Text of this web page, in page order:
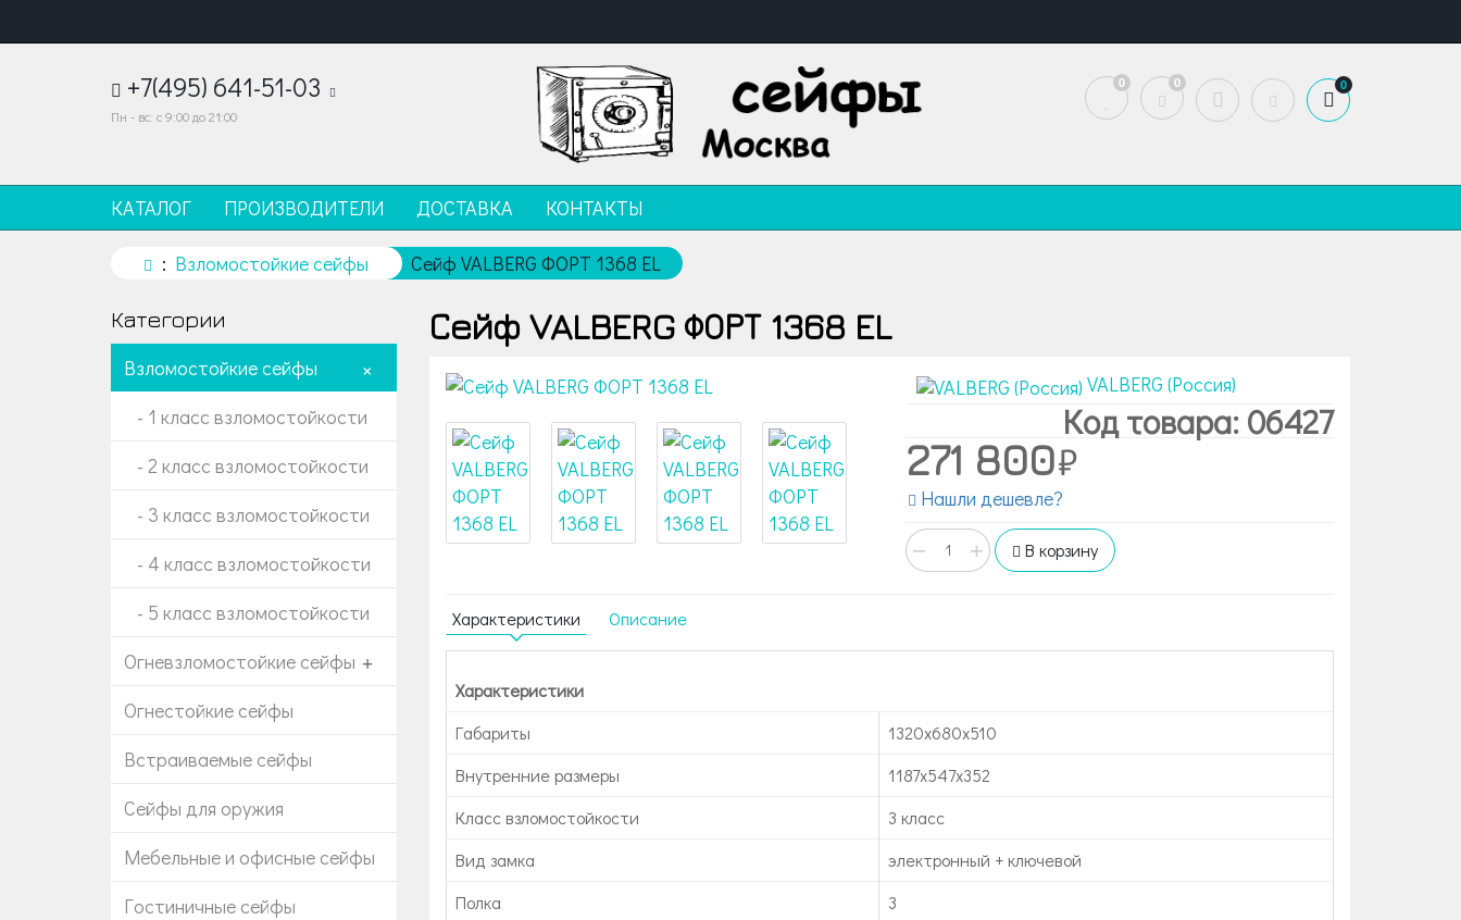
+7(495) 641-51-03
Пн - вс: с 9:00 до 21:00
0 0 0
КАТАЛОГ ПРОИЗВОДИТЕЛИ ДОСТАВКА КОНТАКТЫ
Взломостойкие сейфы Сейф VALBERG ФОРТ 1368 EL
Категории
Взломостойкие сейфы +
- 1 класс взломостойкости
- 2 класс взломостойкости
- 3 класс взломостойкости
- 4 класс взломостойкости
- 5 класс взломостойкости
Огневзломостойкие сейфы +
Огнестойкие сейфы
Встраиваемые сейфы
Сейфы для оружия
Мебельные и офисные сейфы
Гостиничные сейфы
Сейф VALBERG ФОРТ 1368 EL
VALBERG (Россия)
Код товара: 06427
271 800
Нашли дешевле?
− + В корзину
Характеристики Описание
Характеристики
Габариты
1320x680x510
Внутренние размеры
1187x547x352
Класс взломостойкости
3 класс
Вид замка
электронный + ключевой
Полка
3